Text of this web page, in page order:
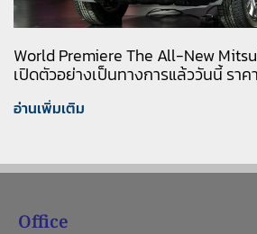
World Premiere The All-New
เปิดตัวอย่างเป็นทางการแล้ววันนี้ รา
อ่านเพิ่มเติม
Office